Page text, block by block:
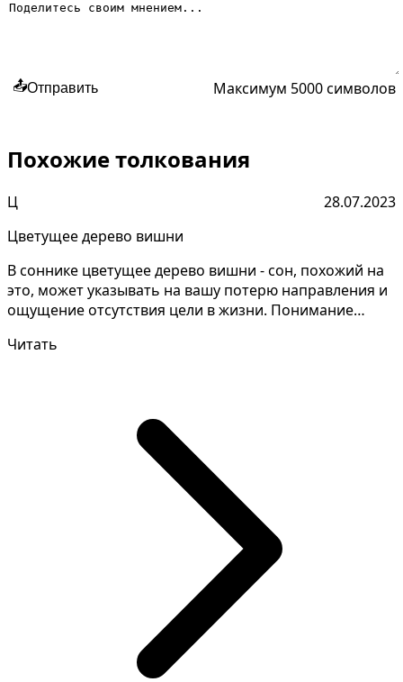
📤Отправить Максимум 5000 символов
Похожие толкования
Ц
28.07.2023
Цветущее дерево вишни
В соннике цветущее дерево вишни - сон, похожий на
это, может указывать на вашу потерю направления и
ощущение отсутствия цели в жизни. Понимание
Читать